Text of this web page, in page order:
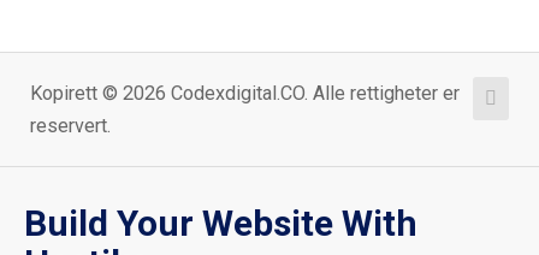
Kopirett © 2026 Codexdigital.CO. Alle rettigheter er
reservert.
Build Your Website With